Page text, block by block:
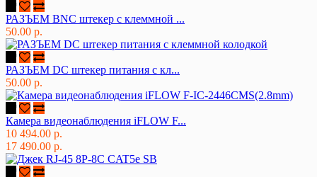
РАЗЪЕМ BNC штекер с клеммной ...
50.00 р.
РАЗЪЕМ DC штекер питания с кл...
50.00 р.
Камера видеонаблюдения iFLOW F...
10 494.00 р.
17 490.00 р.